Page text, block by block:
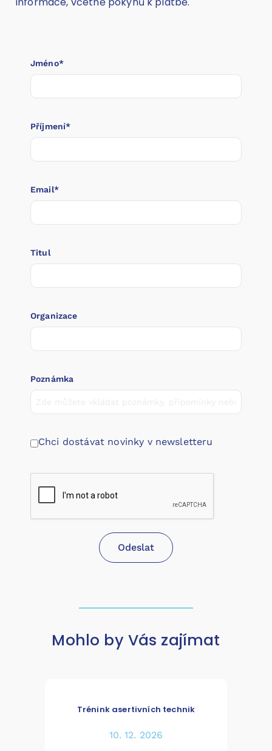
Jméno*
Příjmení*
Email*
Titul
Organizace
Poznámka
Chci dostávat novinky v newsletteru
Odeslat
Mohlo by Vás zajímat
Trénink asertivních technik
10. 12. 2026